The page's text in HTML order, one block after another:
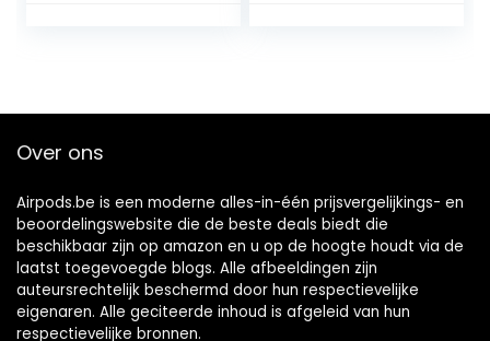
voor Alexa en
Over ons
Airpods.be is een moderne alles-in-één prijsvergelijkings- en
beoordelingswebsite die de beste deals biedt die
beschikbaar zijn op amazon en u op de hoogte houdt via de
laatst toegevoegde blogs. Alle afbeeldingen zijn
auteursrechtelijk beschermd door hun respectievelijke
eigenaren. Alle geciteerde inhoud is afgeleid van hun
respectievelijke bronnen.